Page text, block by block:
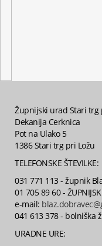
Župnijski urad Stari trg
Dekanija Cerknica
Pot na Ulako 5
1386 Stari trg pri Ložu
TELEFONSKE ŠTEVILKE:
031 771 113 - župnik
01 705 89 60 -
e-mail:
041 613 378 - bolniška
URADNE URE: